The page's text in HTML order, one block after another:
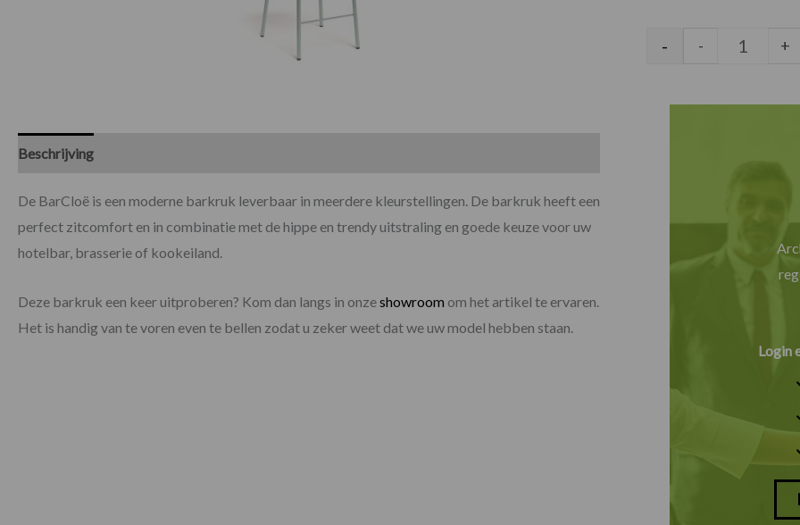
BarCloë
- - +
Beschrijving
De BarCloë is een moderne barkruk leverbaar in meerdere kleurstellingen. De barkruk heeft een
perfect zitcomfort en in combinatie met de hippe en trendy uitstraling en goede keuze voor uw
hotelbar, brasserie of kookeiland.
Deze barkruk een keer uitproberen? Kom dan langs in onzeshowroom om het artikel te ervaren.
Het is handig van te voren even te bellen zodat u zeker weet dat we uw model hebben staan.
Login